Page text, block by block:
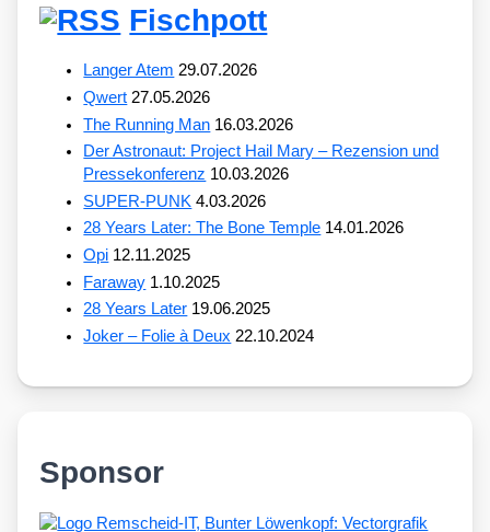
Fischpott
Langer Atem 29.07.2026
Qwert 27.05.2026
The Running Man 16.03.2026
Der Astronaut: Project Hail Mary – Rezension und
Pressekonferenz 10.03.2026
SUPER-PUNK 4.03.2026
28 Years Later: The Bone Temple 14.01.2026
Opi 12.11.2025
Faraway 1.10.2025
28 Years Later 19.06.2025
Joker – Folie à Deux 22.10.2024
Sponsor